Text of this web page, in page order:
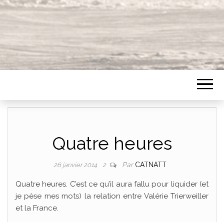
Quatre heures
26 janvier 2014 2 Par CATNATT
Quatre heures. C’est ce qu’il aura fallu pour liquider (et
je pèse mes mots) la relation entre Valérie Trierweiller
et la France.